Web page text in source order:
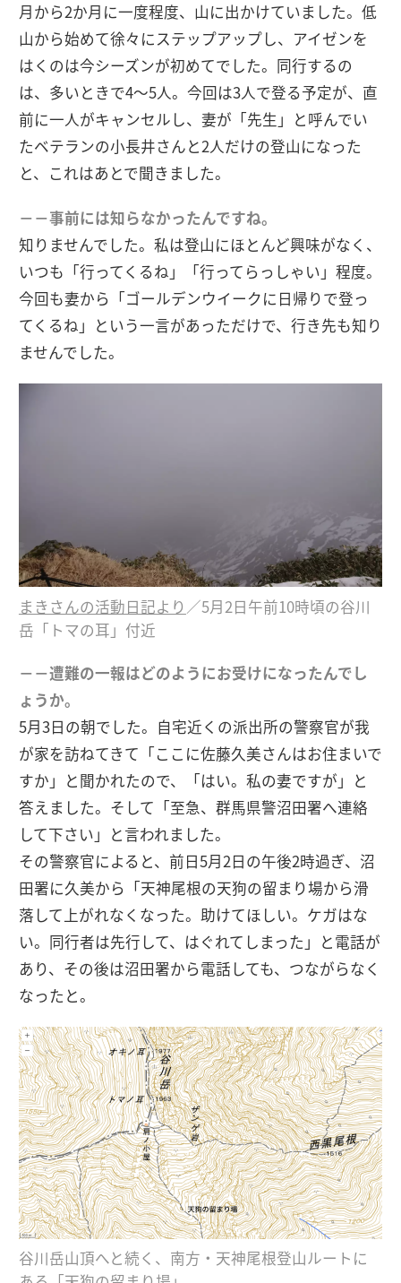
月から2か月に一度程度、山に出かけていました。低
山から始めて徐々にステップアップし、アイゼンを
はくのは今シーズンが初めてでした。同行するの
は、多いときで4～5人。今回は3人で登る予定が、直
前に一人がキャンセルし、妻が「先生」と呼んでい
たベテランの小長井さんと2人だけの登山になった
と、これはあとで聞きました。
－－事前には知らなかったんですね。
知りませんでした。私は登山にほとんど興味がなく、
いつも「行ってくるね」「行ってらっしゃい」程度。
今回も妻から「ゴールデンウイークに日帰りで登っ
てくるね」という一言があっただけで、行き先も知り
ませんでした。
まきさんの活動日記より ／5月2日午前10時頃の谷川
岳「トマの耳」付近
－－遭難の一報はどのようにお受けになったんでし
ょうか。
5月3日の朝でした。自宅近くの派出所の警察官が我
が家を訪ねてきて「ここに佐藤久美さんはお住まいで
すか」と聞かれたので、「はい。私の妻ですが」と
答えました。そして「至急、群馬県警沼田署へ連絡
して下さい」と言われました。
その警察官によると、前日5月2日の午後2時過ぎ、沼
田署に久美から「天神尾根の天狗の留まり場から滑
落して上がれなくなった。助けてほしい。ケガはな
い。同行者は先行して、はぐれてしまった」と電話が
あり、その後は沼田署から電話しても、つながらなく
なったと。
谷川岳山頂へと続く、南方・天神尾根登山ルートに